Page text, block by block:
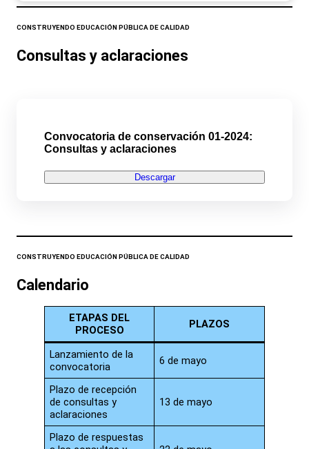
CONSTRUYENDO EDUCACIÓN PÚBLICA DE CALIDAD
Consultas y aclaraciones
Convocatoria de conservación 01-2024:
Consultas y aclaraciones
Descargar
CONSTRUYENDO EDUCACIÓN PÚBLICA DE CALIDAD
Calendario
ETAPAS DEL
PROCESO
PLAZOS
Lanzamiento de la
convocatoria
6 de mayo
Plazo de recepción
de consultas y
aclaraciones
13 de mayo
Plazo de respuestas